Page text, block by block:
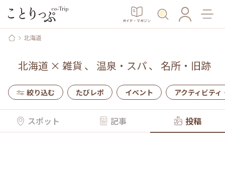
ガイド・マガジン
北海道
北海道 × 雑貨 、 温泉・スパ、 名所・旧跡
絞り込む たびレポ イベント アクティビティ
スポット 記事 投稿